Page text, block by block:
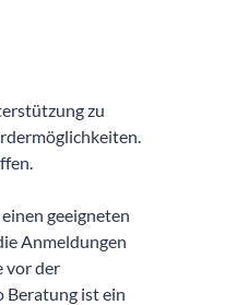
zu
geeigneten
Anmeldungen
vor der
Beratung ist ein